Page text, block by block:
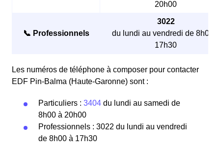
20h00
📞 Professionnels
3022
du lundi au vendredi de 8h00 à
17h30
Les numéros de téléphone à composer pour contacter
EDF Pin-Balma (Haute-Garonne) sont :
Particuliers : 3404 du lundi au samedi de
8h00 à 20h00
Professionnels : 3022 du lundi au vendredi
de 8h00 à 17h30